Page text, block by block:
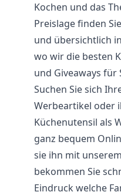
Kochen und das
Preislage finden
und übersichtlich
wo wir die besten
und Giveaways für
Suchen Sie sich
Werbeartikel oder
Küchenutensil als
ganz bequem
sie ihn mit
bekommen Sie
Eindruck welche